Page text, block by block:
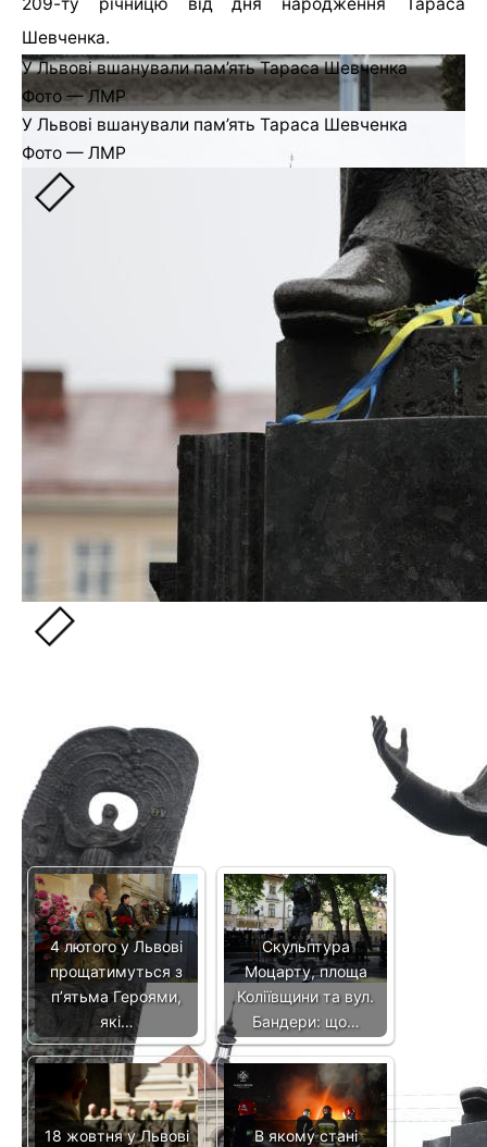
Шевченка.
У Львові вшанували пам’ять Тараса Шевченка
Фото — ЛМР
У Львові вшанували пам’ять Тараса Шевченка
Фото — ЛМР
Про це повідомили у пресслужбі Львівської
Учасники урочисто поклали квіти до пам’ятника
Кобзарю. Після цього хорові капели та бандуристи
Львівщини виконали тематичні пісні.
Зазначимо, до покладання квітів долучились влада
міста та області, представники різних громадських
організацій, культурні діячі тощо.
У Львові вшанували пам’ять Тараса Шевченка
Фото — ЛМР
У Львові вшанували пам’ять Тараса Шевченка
Фото — ЛМР
обстрілу на Львівщині, — ВІДЕО
[ad_2]
Источник:032.ua
Читайте також
4 лютого у Львові
прощатимуться з
п’ятьма Героями,
які…
Скульптура
Моцарту, площа
Коліївщини та вул.
Бандери: що…
18 жовтня у Львові
В якому стані